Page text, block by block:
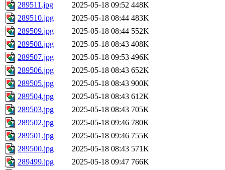
289511.jpg
2025-05-18 09:52 448K
289510.jpg
2025-05-18 08:44 483K
289509.jpg
2025-05-18 08:44 552K
289508.jpg
2025-05-18 08:43 408K
289507.jpg
2025-05-18 09:53 496K
289506.jpg
2025-05-18 08:43 652K
289505.jpg
2025-05-18 08:43 900K
289504.jpg
2025-05-18 08:43 612K
289503.jpg
2025-05-18 08:43 705K
289502.jpg
2025-05-18 09:46 780K
289501.jpg
2025-05-18 09:46 755K
289500.jpg
2025-05-18 08:43 571K
289499.jpg
2025-05-18 09:47 766K